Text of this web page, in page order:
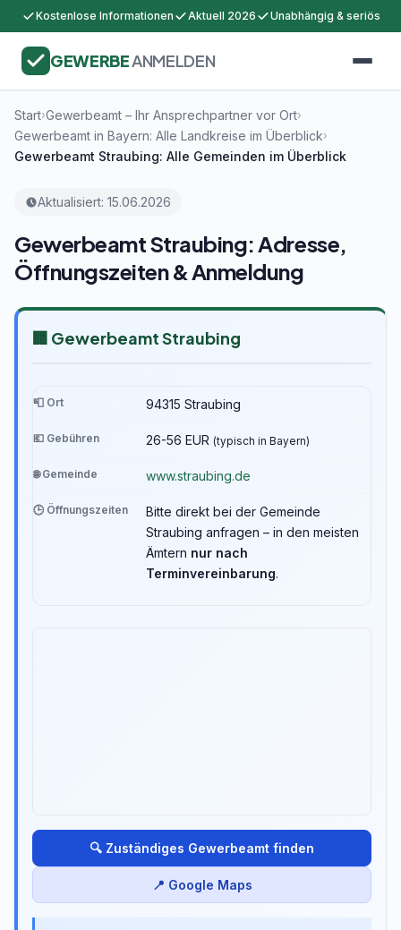
Kostenlose Informationen Aktuell 2026 Unabhängig & seriös
GEWERBEANMELDEN
Start›Gewerbeamt – Ihr Ansprechpartner vor Ort›
Gewerbeamt in Bayern: Alle Landkreise im Überblick›
Gewerbeamt Straubing: Alle Gemeinden im Überblick
Aktualisiert: 15.06.2026
Gewerbeamt Straubing: Adresse,
Öffnungszeiten & Anmeldung
🏢 Gewerbeamt Straubing
📮 Ort 94315 Straubing
💶 Gebühren 26-56 EUR (typisch in Bayern)
🌐 Gemeinde www.straubing.de
🕒 Öffnungszeiten
Bitte direkt bei der Gemeinde
Straubing anfragen – in den meisten
Ämtern nur nach
Terminvereinbarung.
🔍 Zuständiges Gewerbeamt finden
📍 Google Maps